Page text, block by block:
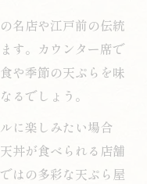
名店や江戸前の伝統
す。カウンター席で
や季節の天ぷらを味
るでしょう。
に楽しみたい場合
丼が食べられる店舗
はの多彩な天ぷら屋